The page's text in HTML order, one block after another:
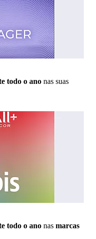
todo o ano nas suas
todo o ano nas marcas